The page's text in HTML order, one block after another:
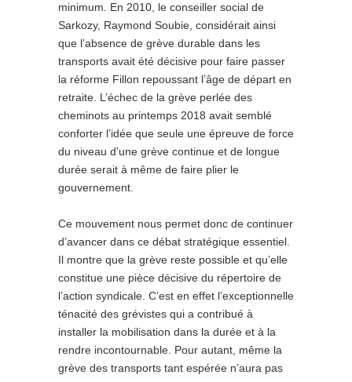
minimum. En 2010, le conseiller social de
Sarkozy, Raymond Soubie, considérait ainsi
que l’absence de grève durable dans les
transports avait été décisive pour faire passer
la réforme Fillon repoussant l’âge de départ en
retraite. L’échec de la grève perlée des
cheminots au printemps 2018 avait semblé
conforter l’idée que seule une épreuve de force
du niveau d’une grève continue et de longue
durée serait à même de faire plier le
gouvernement.
Ce mouvement nous permet donc de continuer
d’avancer dans ce débat stratégique essentiel.
Il montre que la grève reste possible et qu’elle
constitue une pièce décisive du répertoire de
l’action syndicale. C’est en effet l’exceptionnelle
ténacité des grévistes qui a contribué à
installer la mobilisation dans la durée et à la
rendre incontournable. Pour autant, même la
grève des transports tant espérée n’aura pas